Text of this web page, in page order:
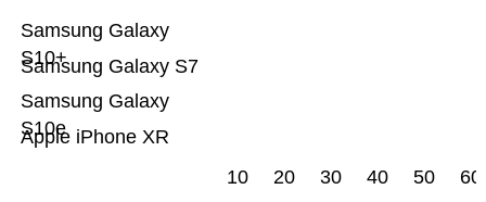
Apple iPhone XR
Samsung Galaxy
S10e
Samsung Galaxy S7
Samsung Galaxy
S10+
10 20 30 40 50 60